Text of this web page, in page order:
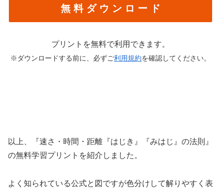
無 料 ダ ウ ン ロ ー ド
プリントを無料で利用できます。
※ダウンロードする前に、必ずご利用規約を確認してください。
以上、『速さ・時間・距離『はじき』『みはじ』の法則』
の無料学習プリントを紹介しました。
よく知られている公式と図ですが色分けして解りやすく表